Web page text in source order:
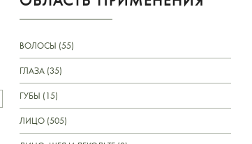
ВОЛОСЫ (55)
ГЛАЗА (35)
ГУБЫ (15)
ЛИЦО (505)